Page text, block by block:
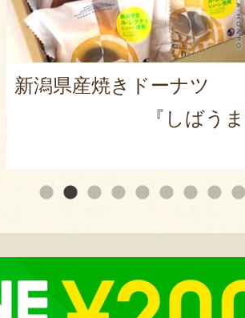
栃尾挟み油揚げセット
『まめ工房